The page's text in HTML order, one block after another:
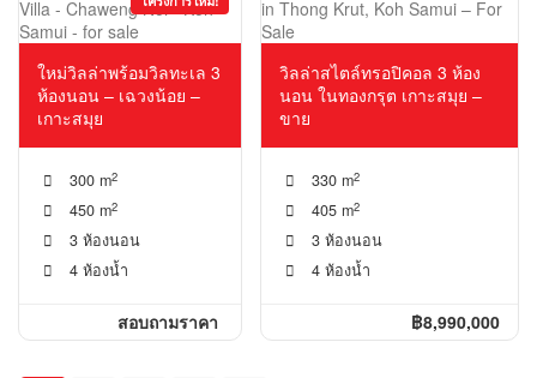
ใหม่วิลล่าพร้อมวิลทะเล 3
ห้องนอน – เฉวงน้อย –
เกาะสมุย
300 m2
450 m2
3 ห้องนอน
4 ห้องน้ำ
สอบถามราคา
วิลล่าสไตล์ทรอปิคอล 3 ห้อง
นอน ในทองกรุต เกาะสมุย –
ขาย
330 m2
405 m2
3 ห้องนอน
4 ห้องน้ำ
฿8,990,000